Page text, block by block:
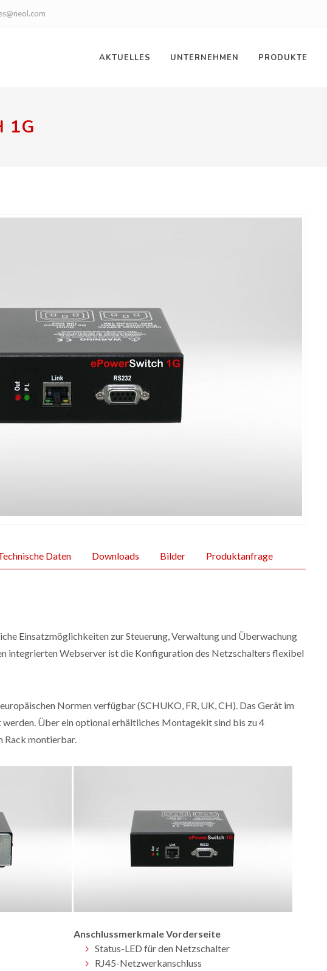
AKTUELLES UNTERNEHMEN PRODUKTE
1G
Daten Downloads Bilder Produktanfrage
Einsatzmöglichkeiten zur Steuerung, Verwaltung und Überwachung
integrierten Webserver ist die Konfiguration des Netzschalters flexibel
Normen verfügbar (SCHUKO, FR, UK, CH). Das Gerät im
Über ein optional erhältliches Montagekit sind bis zu 4
Rack montierbar.
Anschlussmerkmale Vorderseite
Status-LED für den Netzschalter
RJ45-Netzwerkanschluss